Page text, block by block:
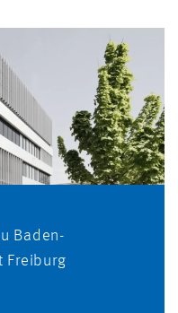
Baden-
Freiburg